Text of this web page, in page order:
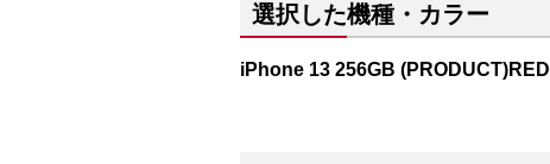
選択した機種・カラー
iPhone 13 256GB (PRODUCT)RED